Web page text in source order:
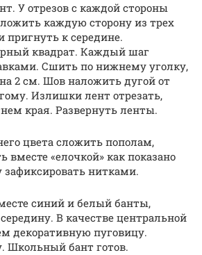
У отрезов с каждой стороны
каждую сторону из трех
пригнуть к середине.
квадрат. Каждый шаг
Сшить по нижнему уголку,
2 см. Шов наложить дугой от
Излишки лент отрезать,
края. Развернуть ленты.
цвета сложить пополам,
вместе «елочкой» как показано
зафиксировать нитками.
синий и белый банты,
В качестве центральной
декоративную пуговицу.
Школьный бант готов.